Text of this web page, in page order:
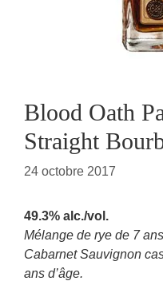
Blood Oath
Straight
24 octobre 2017
49.3% alc./vol.
Mélange de rye de 7
Cabarnet Sauvignon
ans d’âge.